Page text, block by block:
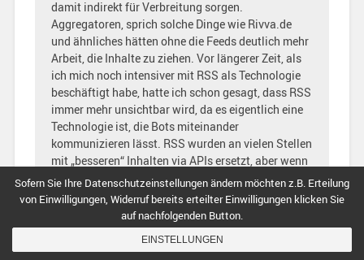
damit indirekt für Verbreitung sorgen.
Aggregatoren, sprich solche Dinge wie Rivva.de
und ähnliches hätten ohne die Feeds deutlich mehr
Arbeit, die Inhalte zu ziehen. Vor längerer Zeit, als
ich mich noch intensiver mit RSS als Technologie
beschäftigt habe, hatte ich schon gesagt, dass RSS
immer mehr unsichtbar wird, da es eigentlich eine
Technologie ist, die Bots miteinander
kommunizieren lässt. RSS wurden an vielen Stellen
mit „besseren“ Inhalten via APIs ersetzt, aber wenn
man genauer schaut, basiert wohl das meiste
immer noch auf diesem Grundgedanken, einen Feed
mit Inhalten bereitzustellen.
Ergo – der Feed auf einem Blog sollte möglichst
komplett sein und funktioneren und möglichst auch
Sofern Sie Ihre Datenschutzeinstellungen ändern möchten z.B. Erteilung
von Einwilligungen, Widerruf bereits erteilter Einwilligungen klicken Sie
auf nachfolgenden Button.
EINSTELLUNGEN